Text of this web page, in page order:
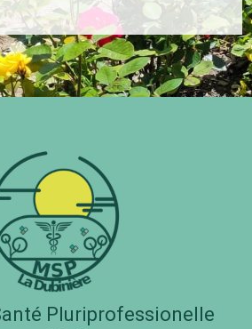
Pluriprofessionelle